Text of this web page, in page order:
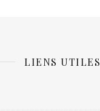
LIENS UTILES